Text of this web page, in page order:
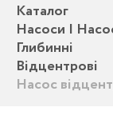
Каталог
Насоси |
Глибинні
Відцентрові
Насос